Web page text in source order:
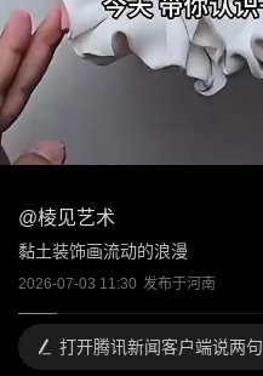
@棱见艺术
黏土装饰画流动的浪漫
2026-07-03 11:30 发布于河南
打开腾讯新闻客户端说两句